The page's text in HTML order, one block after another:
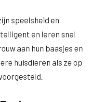
speelsheid en
en leren snel
aan hun baasjes en
huisdieren als ze op